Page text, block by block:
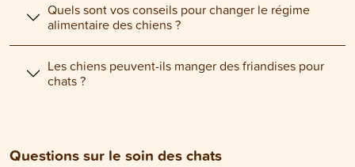
Quels sont vos conseils pour changer le régime
alimentaire des chiens ?
Les chiens peuvent-ils manger des friandises pour
chats ?
Questions sur le soin des chats